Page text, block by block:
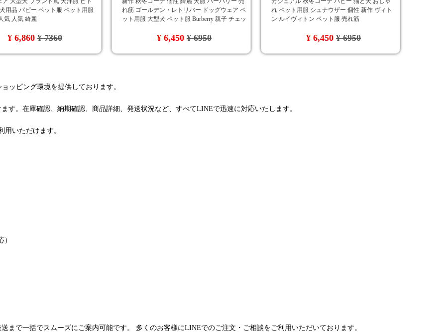
用品 パピー ペット服 ペット用服
気 人気 綺麗
¥ 6,860¥ 7360
れ筋 ゴールデン・レトリバー ドッグウェア ペ
ット用服 大型犬 ペット服 Burberry 親子 チェッ
¥ 6,450¥ 6950
れ ペット用服 シュナウザー 個性 新作 ヴィト
ン ルイヴィトン ペット服 売れ筋
¥ 6,450¥ 6950
ッピング環境を提供しております。
す。在庫確認、納期確認、商品詳細、発送状況など、すべてLINEで迅速に対応いたします。
いただけます。
まで一括でスムーズにご案内可能です。 多くのお客様にLINEでのご注文・ご相談をご利用いただいております。